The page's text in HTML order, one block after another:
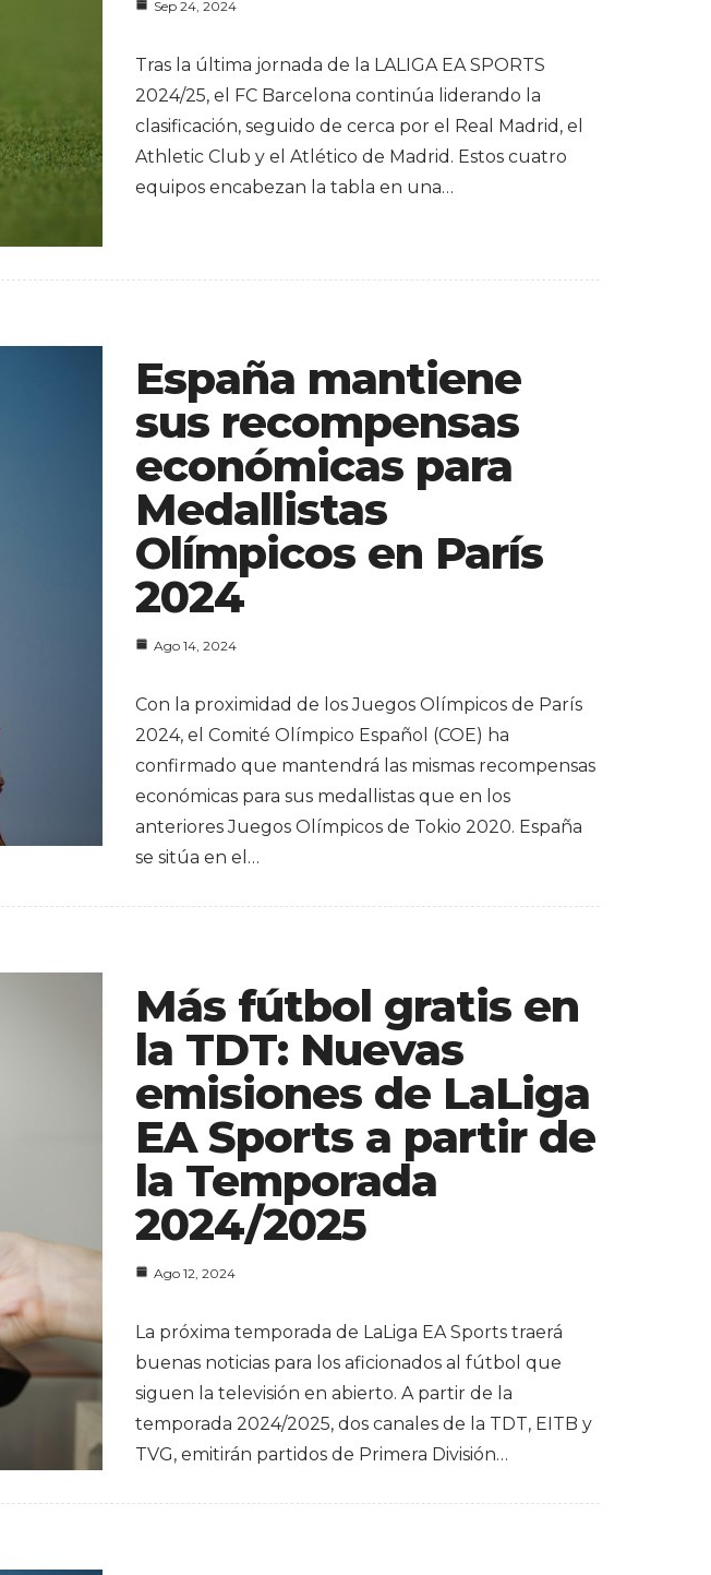
Sep 24, 2024
Tras la última jornada de la LALIGA EA SPORTS
2024/25, el FC Barcelona continúa liderando la
clasificación, seguido de cerca por el Real Madrid, el
Athletic Club y el Atlético de Madrid. Estos cuatro
equipos encabezan la tabla en una…
España mantiene
sus recompensas
económicas para
Medallistas
Olímpicos en París
2024
Ago 14, 2024
Con la proximidad de los Juegos Olímpicos de París
2024, el Comité Olímpico Español (COE) ha
confirmado que mantendrá las mismas recompensas
económicas para sus medallistas que en los
anteriores Juegos Olímpicos de Tokio 2020. España
se sitúa en el…
Más fútbol gratis en
la TDT: Nuevas
emisiones de LaLiga
EA Sports a partir de
la Temporada
2024/2025
Ago 12, 2024
La próxima temporada de LaLiga EA Sports traerá
buenas noticias para los aficionados al fútbol que
siguen la televisión en abierto. A partir de la
temporada 2024/2025, dos canales de la TDT, EITB y
TVG, emitirán partidos de Primera División…